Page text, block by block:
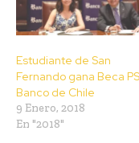
Estudiante de San
Fernando gana Beca
Banco de Chile
9 Enero, 2018
En "2018"